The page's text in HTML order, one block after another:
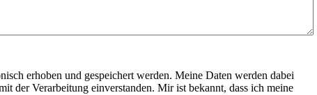
erhoben und gespeichert werden. Meine Daten werden dabei
der Verarbeitung einverstanden. Mir ist bekannt, dass ich meine